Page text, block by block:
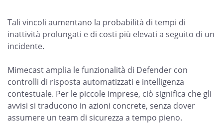
Tali vincoli aumentano la probabilità di tempi di
inattività prolungati e di costi più elevati a seguito di un
incidente.
Mimecast amplia le funzionalità di Defender con
controlli di risposta automatizzati e intelligenza
contestuale. Per le piccole imprese, ciò significa che gli
avvisi si traducono in azioni concrete, senza dover
assumere un team di sicurezza a tempo pieno.